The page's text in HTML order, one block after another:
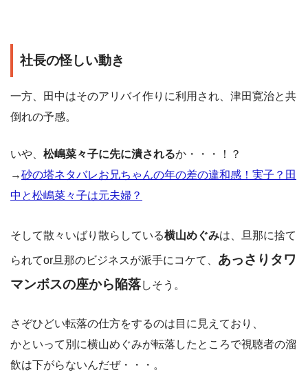
社長の怪しい動き
一方、田中はそのアリバイ作りに利用され、津田寛治と共
倒れの予感。
いや、 松嶋菜々子に先に潰されるか・・・！？
→砂の塔ネタバレお兄ちゃんの年の差の違和感！実子？田
中と松嶋菜々子は元夫婦？
そして散々いばり散らしている横山めぐみは、 旦那に捨て
られてor旦那のビジネスが派手にコケて、 あっさりタワ
マンボスの座から陥落しそう。
さぞひどい転落の仕方をするのは目に見えており、
かといって別に横山めぐみが転落したところで視聴者の溜
飲は下がらないんだぜ・・・。